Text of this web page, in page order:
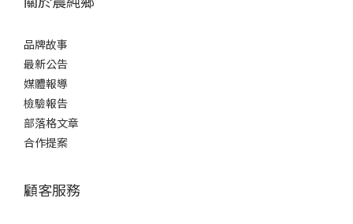
質開始，你可以喝過濾後的米湯、濾過渣的果汁、運動飲料等，接
魚精和去油清淡的鱸魚湯就可以正式登場囉！ptt上有人說「鱸魚湯
術後要隔一週才安全」，這通常是指重大手術、或消化道手術的病
患。對於一般手術，只要經醫師確認可以開始進食軟質食物，通常
在術後 2-3 天，就可以開始喝清淡且徹底去油的鱸魚湯了！不過，
當然還是要聽從你的主治醫師或營養師的指示！➜ 立即選購：農純
鄉鱸魚精術後喝鱸魚湯的好處為什麼長輩都推薦術後要喝鱸魚湯？
質蛋白質，營養補給的關鍵：手術就像是身體經歷了一場「大
品牌故事
最新公告
媒體報導
檢驗報告
部落格文章
合作提案
顧客服務